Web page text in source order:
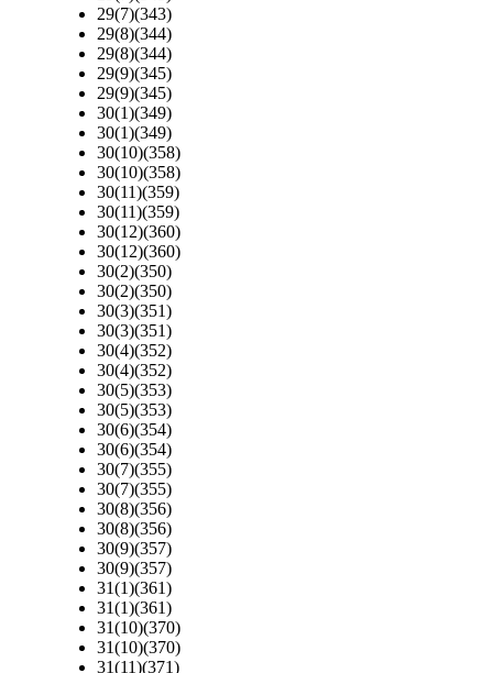
29(7)(343)
29(8)(344)
29(8)(344)
29(9)(345)
29(9)(345)
30(1)(349)
30(1)(349)
30(10)(358)
30(10)(358)
30(11)(359)
30(11)(359)
30(12)(360)
30(12)(360)
30(2)(350)
30(2)(350)
30(3)(351)
30(3)(351)
30(4)(352)
30(4)(352)
30(5)(353)
30(5)(353)
30(6)(354)
30(6)(354)
30(7)(355)
30(7)(355)
30(8)(356)
30(8)(356)
30(9)(357)
30(9)(357)
31(1)(361)
31(1)(361)
31(10)(370)
31(10)(370)
31(11)(371)